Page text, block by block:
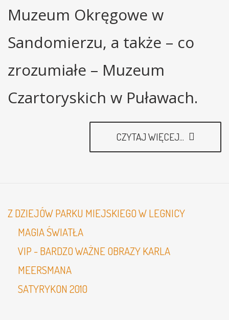
Muzeum Okręgowe w
Sandomierzu, a także – co
zrozumiałe – Muzeum
Czartoryskich w Puławach.
CZYTAJ WIĘCEJ...
Z DZIEJÓW PARKU MIEJSKIEGO W LEGNICY
MAGIA ŚWIATŁA
VIP - BARDZO WAŻNE OBRAZY KARLA
MEERSMANA
SATYRYKON 2010